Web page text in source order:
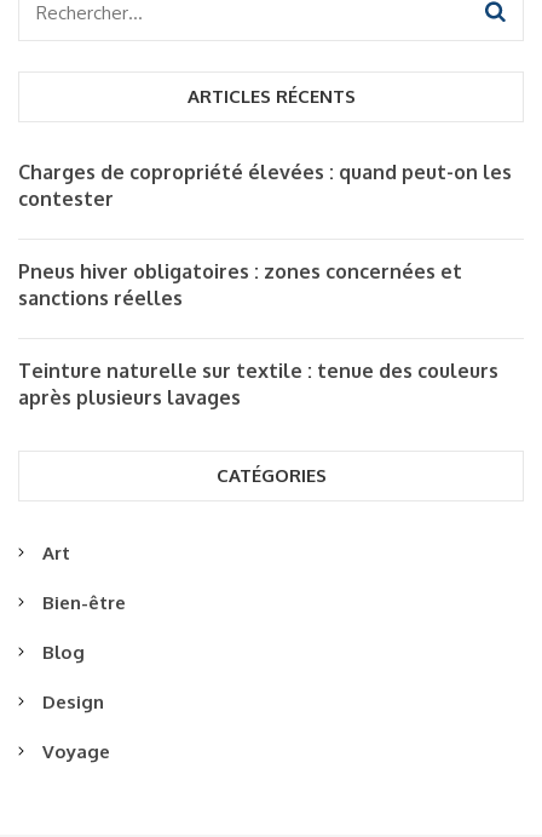
Rechercher :
ARTICLES RÉCENTS
Charges de copropriété élevées : quand peut-on les
contester
Pneus hiver obligatoires : zones concernées et
sanctions réelles
Teinture naturelle sur textile : tenue des couleurs
après plusieurs lavages
CATÉGORIES
Art
Bien-être
Blog
Design
Voyage